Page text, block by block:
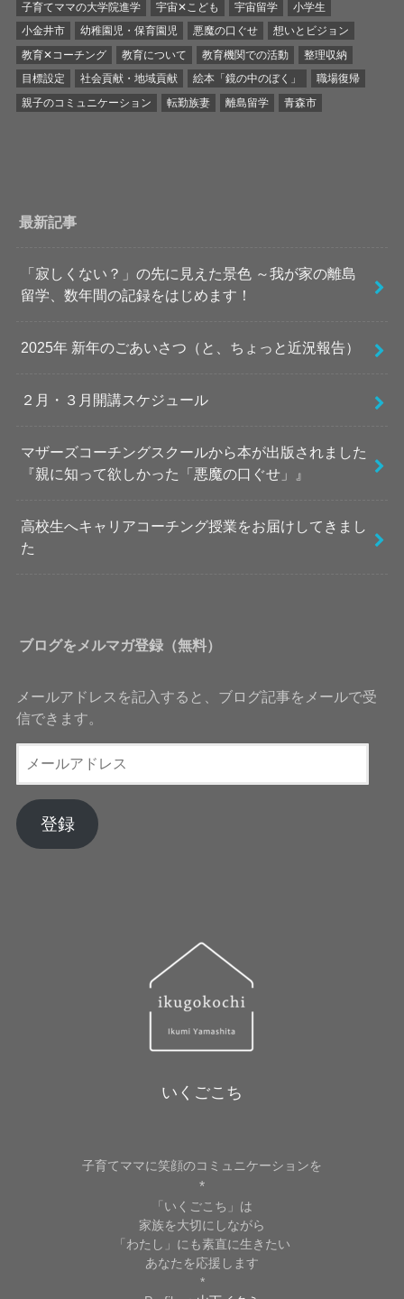
子育てママの大学院進学
宇宙✕こども 宇宙留学
小学生
小金井市
幼稚園児・保育園児 悪魔の口ぐせ
想いとビジョン
教育✕コーチング
教育について 教育機関での活動
整理収納
目標設定
社会貢献・地域貢献 絵本「鏡の中のぼく」
職場復帰
親子のコミュニケーション
転勤族妻 離島留学 青森市
最新記事
「寂しくない？」の先に見えた景色 ～我が家の離島
留学、数年間の記録をはじめます！
2025年 新年のごあいさつ（と、ちょっと近況報告）
２月・３月開講スケジュール
マザーズコーチングスクールから本が出版されました
『親に知って欲しかった「悪魔の口ぐせ」』
高校生へキャリアコーチング授業をお届けしてきまし
た
ブログをメルマガ登録（無料）
メールアドレスを記入すると、ブログ記事をメールで受
信できます。
ー
ア
ド
登録
いくごこち
子育てママに笑顔のコミュニケーションを
*
「いくごこち」は
家族を大切にしながら
「わたし」にも素直に生きたい
あなたを応援します
*